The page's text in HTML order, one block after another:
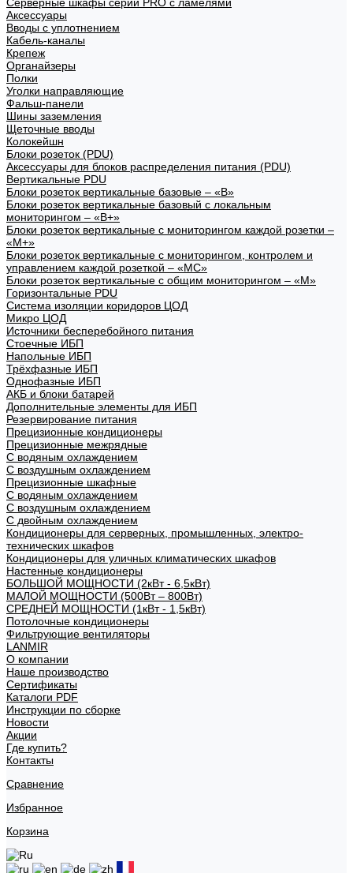
Аксессуары
Вводы с уплотнением
Кабель-каналы
Крепеж
Органайзеры
Полки
Уголки направляющие
Фальш-панели
Шины заземления
Щеточные вводы
Колокейшн
Блоки розеток (PDU)
Аксессуары для блоков распределения питания (PDU)
Вертикальные PDU
Блоки розеток вертикальные базовые – «В»
Блоки розеток вертикальные базовый с локальным
мониторингом – «В+»
Блоки розеток вертикальные с мониторингом каждой розетки –
«М+»
Блоки розеток вертикальные с мониторингом, контролем и
управлением каждой розеткой – «МС»
Блоки розеток вертикальные с общим мониторингом – «М»
Горизонтальные PDU
Система изоляции коридоров ЦОД
Микро ЦОД
Источники бесперебойного питания
Стоечные ИБП
Напольные ИБП
Трёхфазные ИБП
Однофазные ИБП
АКБ и блоки батарей
Дополнительные элементы для ИБП
Резервирование питания
Прецизионные кондиционеры
Прецизионные межрядные
С водяным охлаждением
С воздушным охлаждением
Прецизионные шкафные
С водяным охлаждением
С воздушным охлаждением
С двойным охлаждением
Кондиционеры для серверных, промышленных, электро-
технических шкафов
Кондиционеры для уличных климатических шкафов
Настенные кондиционеры
БОЛЬШОЙ МОЩНОСТИ (2кВт - 6,5кВт)
МАЛОЙ МОЩНОСТИ (500Вт – 800Вт)
СРЕДНЕЙ МОЩНОСТИ (1кВт - 1,5кВт)
Потолочные кондиционеры
Фильтрующие вентиляторы
LANMIR
О компании
Наше производство
Сертификаты
Каталоги PDF
Инструкции по сборке
Новости
Акции
Где купить?
Контакты
Сравнение
Избранное
Корзина